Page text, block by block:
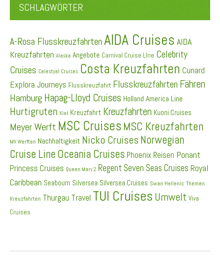
SCHLAGWÖRTER
A-Rosa Flusskreuzfahrten AIDA Cruises AIDA
Kreuzfahrten Alaska Angebote Carnival Cruise LIne Celebrity
Cruises Celestyal Cruises Costa Kreuzfahrten Cunard
Explora Journeys Flusskreuzfahrt Flusskreuzfahrten Fähren
Hamburg Hapag-Lloyd Cruises Holland America Line
Hurtigruten Kiel Kreuzfahrt Kreuzfahrten Kuoni Cruises
Meyer Werft MSC Cruises MSC Kreuzfahrten
MV Werften Nachhaltigkeit Nicko Cruises Norwegian
Cruise Line Oceania Cruises Phoenix Reisen Ponant
Princess Cruises Queen Mary 2 Regent Seven Seas Cruises Royal
Caribbean Seabourn Silversea Silversea Cruises Swan Hellenic Themen
Kreuzfahrten Thurgau Travel TUI Cruises Umwelt Viva
Cruises